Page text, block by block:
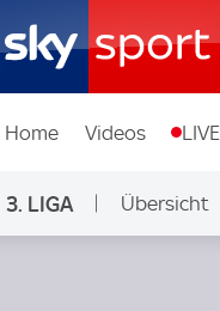
Home Videos LIVE
3. LIGA Übersicht